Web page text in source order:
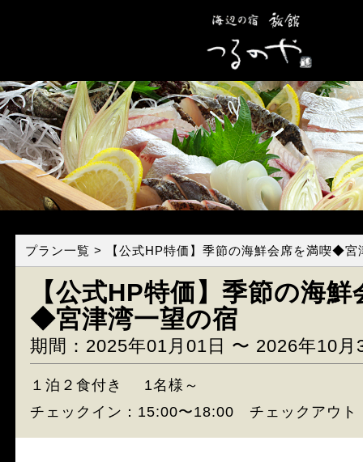
プラン一覧 > 【公式HP特価】季節の海鮮会席を満喫◆宮
【公式HP特価】季節の海
◆宮津湾一望の宿
期間：2025年01月01日 〜 2026年10月
１泊２食付き
1名様～
チェックイン：15:00〜18:00 チェックアウト